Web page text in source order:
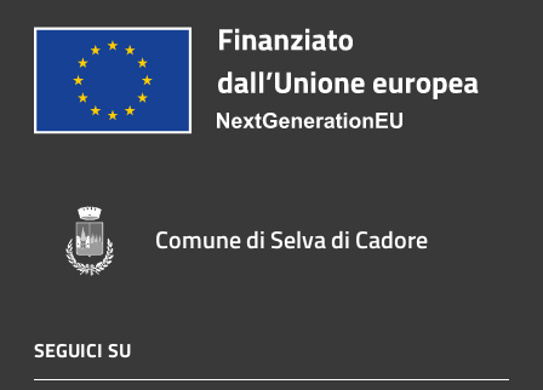
Comune di Selva di Cadore
SEGUICI SU